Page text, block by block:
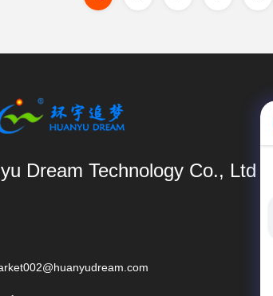
Dream Technology Co., Ltd